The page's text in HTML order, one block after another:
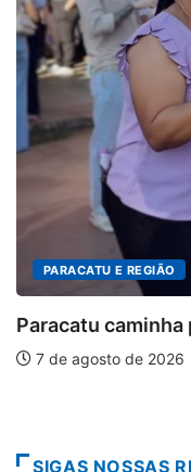
PARACATU E REGIÃO
Paracatu caminha
7 de agosto de 2026
SIGAS NOSSAS